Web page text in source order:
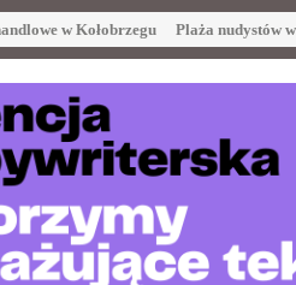
w Kołobrzegu Plaża nudystów